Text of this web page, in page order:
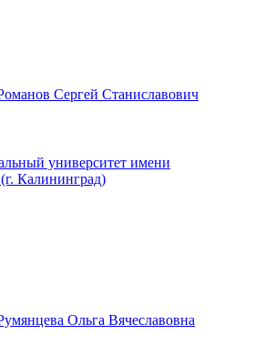
Сергей Станиславович
университет имени
Калининград)
Ольга Вячеславовна